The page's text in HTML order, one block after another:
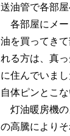
送油管で各部
各部屋にメー
油を買ってき
れる方は、真
に住んでいま
自体ピンとこ
灯油暖房機の
の高騰により